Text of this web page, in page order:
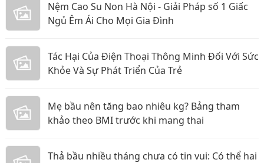
Nệm Cao Su Non Hà Nội - Giải Pháp số 1 Giấc
Ngủ Êm Ái Cho Mọi Gia Đình
Tác Hại Của Điện Thoại Thông Minh Đối Với Sức
Khỏe Và Sự Phát Triển Của Trẻ
Mẹ bầu nên tăng bao nhiêu kg? Bảng tham
khảo theo BMI trước khi mang thai
Thả bầu nhiều tháng chưa có tin vui: Có thể hai